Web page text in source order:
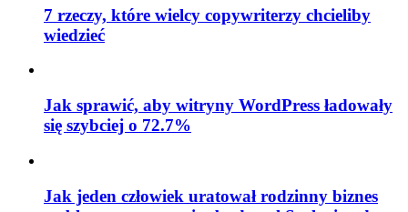
7 rzeczy, które wielcy copywriterzy chcieliby
wiedzieć
Jak sprawić, aby witryny WordPress ładowały
się szybciej o 72.7%
Jak jeden człowiek uratował rodzinny biznes